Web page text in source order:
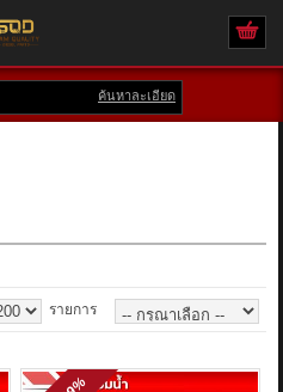
ค้นหาละเอียด
รายการ